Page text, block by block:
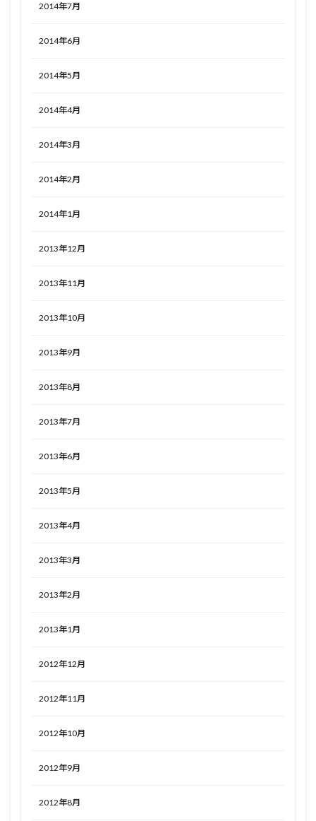
2014年7月
2014年6月
2014年5月
2014年4月
2014年3月
2014年2月
2014年1月
2013年12月
2013年11月
2013年10月
2013年9月
2013年8月
2013年7月
2013年6月
2013年5月
2013年4月
2013年3月
2013年2月
2013年1月
2012年12月
2012年11月
2012年10月
2012年9月
2012年8月